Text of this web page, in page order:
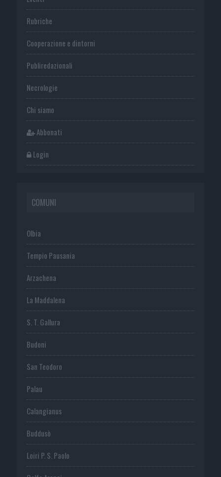
Rubriche
Cooperazione e dintorni
Publiredazionali
Necrologie
Chi siamo
Abbonati
Login
COMUNI
Olbia
Tempio Pausania
Arzachena
La Maddalena
S. T. Gallura
Budoni
San Teodoro
Palau
Calangianus
Buddusò
Loiri P. S. Paolo